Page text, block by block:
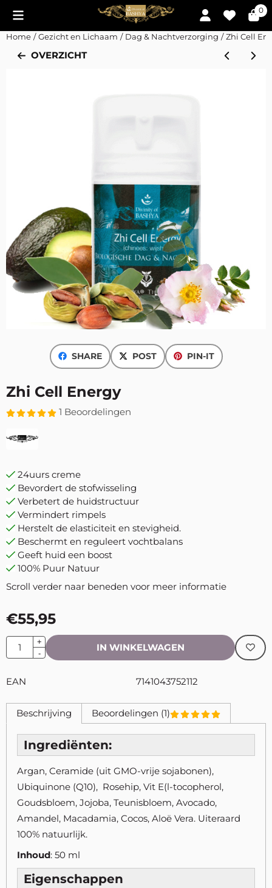
Cookievoorkeuren zijn momenteel gesloten. 0
Home / Gezicht en Lichaam / Dag & Nachtverzorging / Zhi Cell
OVERZICHT
SHARE POST PIN-IT
Zhi Cell Energy
1 Beoordelingen
24uurs creme
Bevordert de stofwisseling
Verbetert de huidstructuur
Vermindert rimpels
Herstelt de elasticiteit en stevigheid.
Beschermt en reguleert vochtbalans
Geeft huid een boost
100% Puur Natuur
Scroll verder naar beneden voor meer informatie
€55,95
Aantal
+
-
IN WINKELWAGEN
EAN 7141043752112
Beschrijving Beoordelingen (1)
Ingrediënten:
Argan, Ceramide (uit GMO-vrije sojabonen),
Ubiquinone (Q10), Rosehip, Vit E(l-tocopherol,
Goudsbloem, Jojoba, Teunisbloem, Avocado,
Amandel, Macadamia, Cocos, Aloë Vera. Uiteraard
100% natuurlijk.
Inhoud: 50 ml
Eigenschappen